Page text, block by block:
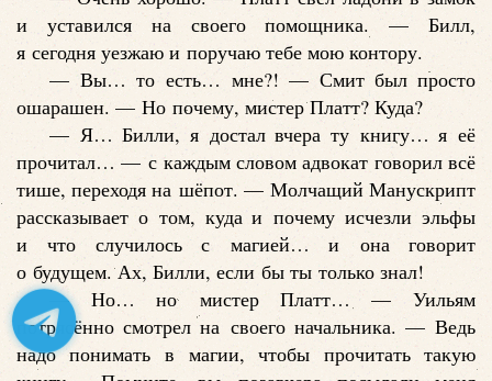
и уставился на своего помощника. — Билл,
я сегодня уезжаю и поручаю тебе мою контору.
— Вы… то есть… мне?! — Смит был просто
ошарашен. — Но почему, мистер Платт? Куда?
— Я… Билли, я достал вчера ту книгу… я её
прочитал… — с каждым словом адвокат говорил всё
тише, переходя на шёпот. — Молчащий Манускрипт
рассказывает о том, куда и почему исчезли эльфы
и что случилось с магией… и она говорит
о будущем. Ах, Билли, если бы ты только знал!
— Но… но мистер Платт… — Уильям
потрясённо смотрел на своего начальника. — Ведь
надо понимать в магии, чтобы прочитать такую